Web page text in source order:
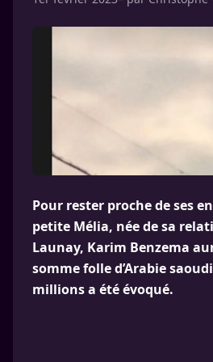
Pour rester proche de ses
petite Mélia, née de sa
Launay, Karim Benzema
somme folle d’Arabie
millions a été évoqué.